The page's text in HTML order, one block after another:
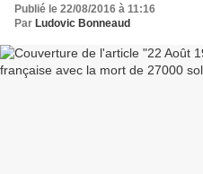
Publié le 22/08/2016 à 11:16
Par Ludovic Bonneaud